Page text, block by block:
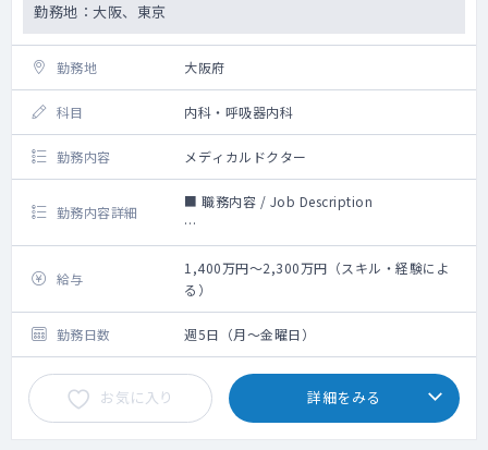
経験者
ロジェクトマネジメント経験者
タ解析のベンチャー企業経験者
内関連部署との共有
・アドバイザリーボード、Medical
Education等メディカルイベントのサポート
勤務地：大阪、東京
勤務地 大阪府
科目 内科・呼吸器内科
勤務内容 メディカルドクター
勤務内容詳細
■ 職務内容 / Job Description
・ ビジネス戦略をサポートするためのアンメ
ットメディカルニーズ及びクリニカルクエス
チョンに対して、臨床研究が適切に計画、実
行され、結果が公表されるよう、製品及び疾
患に関するインプット及び試験実行の
Medical Affaires(MA)の主担当者として、MA
メンバー、外部医療従事者/専門家、EORチー
ム（Evidence Generationと観察研究)、及び
Global担当者と緊密に連携することにより、
担当する製品/疾患分野でのEvidence
給与
1,400万円～2,300万円（スキル・経験によ
る）
勤務日数 週5日（月～金曜日）
お気に入り 詳細をみる